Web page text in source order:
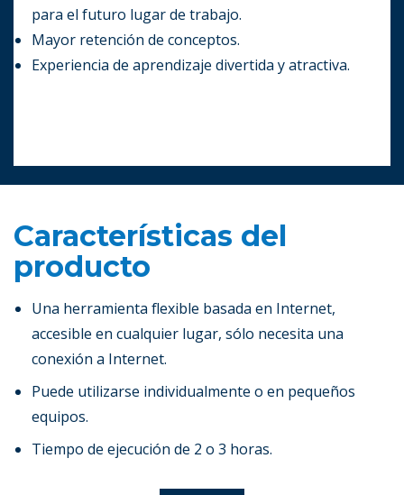
para el futuro lugar de trabajo.
Mayor retención de conceptos.
Experiencia de aprendizaje divertida y atractiva.
Características del
producto
Una herramienta flexible basada en Internet,
accesible en cualquier lugar, sólo necesita una
conexión a Internet.
Puede utilizarse individualmente o en pequeños
equipos.
Tiempo de ejecución de 2 o 3 horas.